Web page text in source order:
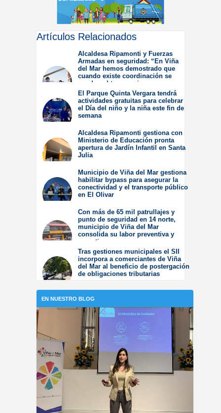
Artículos Relacionados
Alcaldesa Ripamonti y Fuerzas
Armadas en seguridad: “En Viña
del Mar hemos demostrado que
cuando existe coordinación se
pueden obtener mejores
resultados”.
Jueves 6 de Agosto de
2026
El Parque Quinta Vergara tendrá
actividades gratuitas para celebrar
el Día del niño y la niña este fin de
semana
2026
Alcaldesa Ripamonti gestiona con
Ministerio de Educación pronta
apertura de Jardín Infantil en Santa
Julia
2026
Municipio de Viña del Mar gestiona
habilitar bypass para asegurar la
conectividad y el transporte público
en El Olivar
2026
Con más de 65 mil patrullajes y
punto de seguridad en 14 norte,
municipio de Viña del Mar
consolida su labor preventiva y
operativa
Jueves 30 de Julio de
2026
Tras gestiones municipales el SII
incorpora a comerciantes de Viña
del Mar al beneficio de postergación
de obligaciones tributarias
EN NUESTRO BLOG